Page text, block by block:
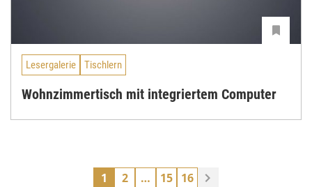
Lesergalerie Tischlern
Wohnzimmertisch mit integriertem Computer
1 2 … 15 16